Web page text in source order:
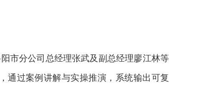
市分公司总经理张武及副总经理廖江林等
通过案例讲解与实操推演，系统输出可复